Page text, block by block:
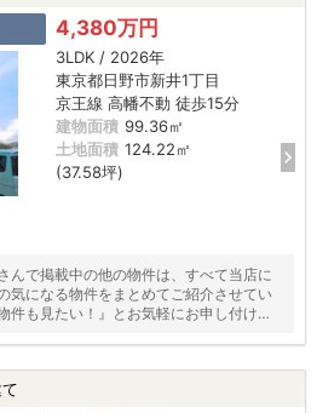
4,380万円
3LDK / 2026年
東京都日野市新井1丁目
京王線 高幡不動 徒歩15分
建物面積 99.36㎡
土地面積 124.22㎡
(37.58坪)
んで掲載中の他の物件は、すべて当店に
気になる物件をまとめてご紹介させてい
件も見たい！』とお気軽にお申し付けく